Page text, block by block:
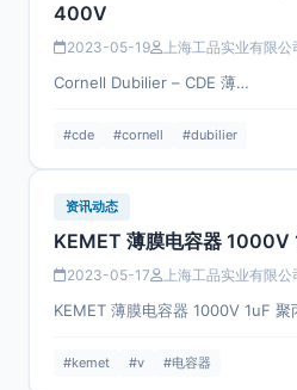
400V
2023-05-19 上海工品实业有限公
Cornell Dubilier – CDE 薄…
#cde #cornell #dubilier
资讯动态
KEMET 薄膜电容器 1000V
2023-05-17 上海工品实业有限公
KEMET 薄膜电容器 1000V 1uF
#kemet #v #电容器